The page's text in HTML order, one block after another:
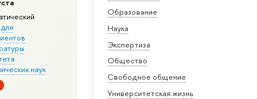
Образование
Наука
Экспертиза
Общество
Свободное общение
Университетская жизнь
для
наук